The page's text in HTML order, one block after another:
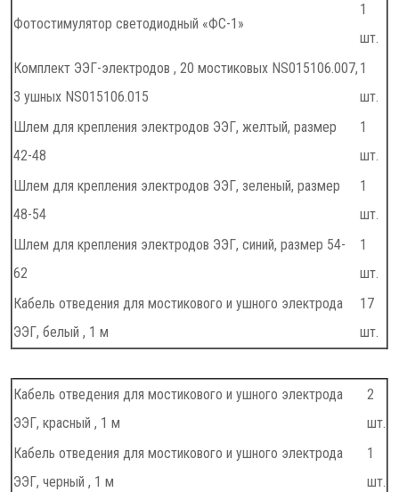
Фотостимулятор светодиодный «ФС-1»
1
шт.
Комплект ЭЭГ-электродов , 20 мостиковых NS015106.007,
3 ушных NS015106.015
1
шт.
Шлем для крепления электродов ЭЭГ, желтый, размер
42-48
1
шт.
Шлем для крепления электродов ЭЭГ, зеленый, размер
48-54
1
шт.
Шлем для крепления электродов ЭЭГ, синий, размер 54-
62
1
шт.
Кабель отведения для мостикового и ушного электрода
ЭЭГ, белый , 1 м
17
шт.
Кабель отведения для мостикового и ушного электрода
ЭЭГ, красный , 1 м
2
шт.
Кабель отведения для мостикового и ушного электрода
ЭЭГ, черный , 1 м
1
шт.